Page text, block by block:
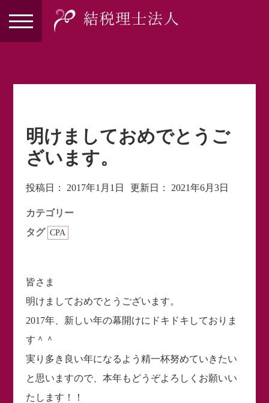
明けましておめでとうご
ざいます。
投稿日： 2017年1月1日 更新日： 2021年6月3日
カテゴリー
タグ CPA
皆さま
明けましておめでとうございます。
2017年、新しい年の幕開けにドキドキしておりま
す＾＾
実り多き良い年になるよう精一杯努めていきたい
と思いますので、本年もどうぞよろしくお願いい
たします！！